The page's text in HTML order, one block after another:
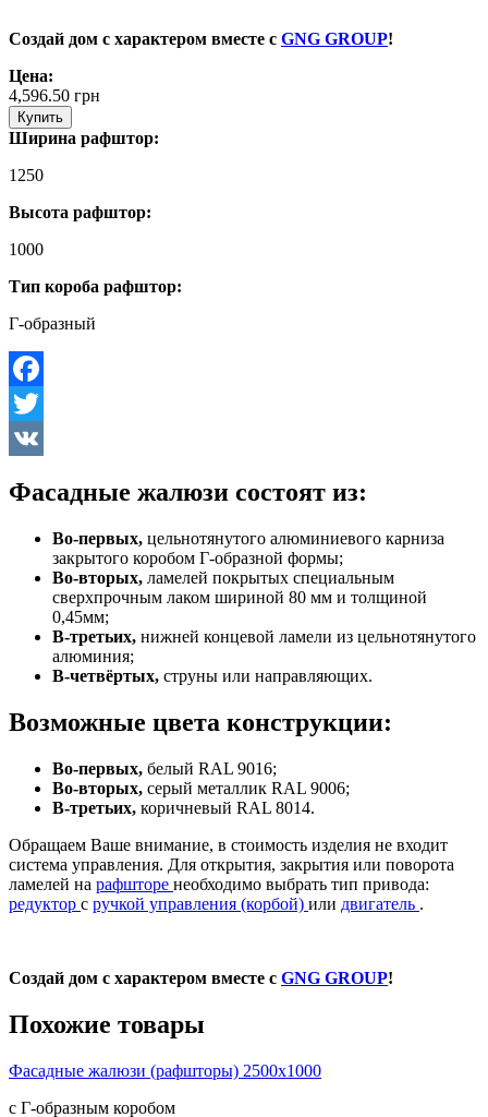
Создай дом с характером вместе с GNG GROUP!
Цена:
4,596.50 грн
Купить
Ширина рафштор:
1250
Высота рафштор:
1000
Тип короба рафштор:
Г-образный
Facebook
Twitter
Фасадные жалюзи состоят из:
Во-первых, цельнотянутого алюминиевого карниза
закрытого коробом Г-образной формы;
Во-вторых, ламелей покрытых специальным
сверхпрочным лаком шириной 80 мм и толщиной
0,45мм;
В-третьих, нижней концевой ламели из цельнотянутого
алюминия;
В-четвёртых, струны или направляющих.
Возможные цвета конструкции:
Во-первых, белый RAL 9016;
Во-вторых, серый металлик RAL 9006;
В-третьих, коричневый RAL 8014.
Обращаем Ваше внимание, в стоимость изделия не входит
система управления. Для открытия, закрытия или поворота
ламелей на рафшторе необходимо выбрать тип привода:
редуктор с ручкой управления (корбой) или двигатель .
Создай дом с характером вместе с GNG GROUP!
Похожие товары
Фасадные жалюзи (рафшторы) 2500х1000
с Г-образным коробом